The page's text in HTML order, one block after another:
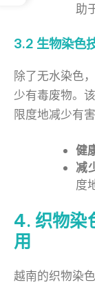
助
3.2 生物染色
除了无水染色
少有毒废物。
限度地减少有
健
减
度
4. 织物染
用
越南的织物染